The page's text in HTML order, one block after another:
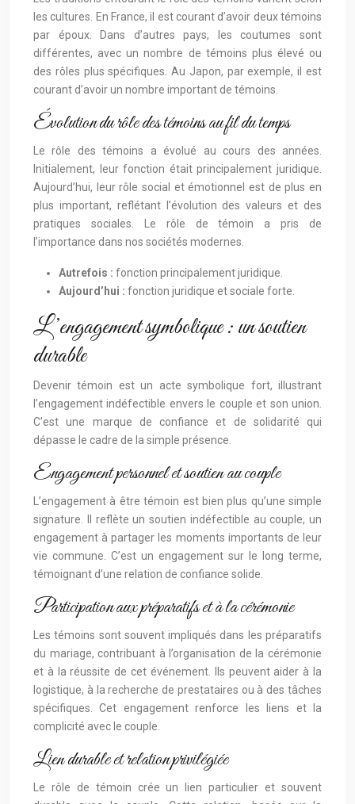
les cultures. En France, il est courant d’avoir deux témoins
par époux. Dans d’autres pays, les coutumes sont
différentes, avec un nombre de témoins plus élevé ou
des rôles plus spécifiques. Au Japon, par exemple, il est
courant d’avoir un nombre important de témoins.
Évolution du rôle des témoins au fil du temps
Le rôle des témoins a évolué au cours des années.
Initialement, leur fonction était principalement juridique.
Aujourd’hui, leur rôle social et émotionnel est de plus en
plus important, reflétant l’évolution des valeurs et des
pratiques sociales. Le rôle de témoin a pris de
l’importance dans nos sociétés modernes.
Autrefois : fonction principalement juridique.
Aujourd’hui : fonction juridique et sociale forte.
L’engagement symbolique : un soutien
durable
Devenir témoin est un acte symbolique fort, illustrant
l’engagement indéfectible envers le couple et son union.
C’est une marque de confiance et de solidarité qui
dépasse le cadre de la simple présence.
Engagement personnel et soutien au couple
L’engagement à être témoin est bien plus qu’une simple
signature. Il reflète un soutien indéfectible au couple, un
engagement à partager les moments importants de leur
vie commune. C’est un engagement sur le long terme,
témoignant d’une relation de confiance solide.
Participation aux préparatifs et à la cérémonie
Les témoins sont souvent impliqués dans les préparatifs
du mariage, contribuant à l’organisation de la cérémonie
et à la réussite de cet événement. Ils peuvent aider à la
logistique, à la recherche de prestataires ou à des tâches
spécifiques. Cet engagement renforce les liens et la
complicité avec le couple.
Lien durable et relation privilégiée
Le rôle de témoin crée un lien particulier et souvent